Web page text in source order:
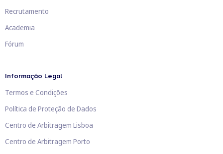
Recrutamento
Academia
Fórum
Informação Legal
Termos e Condições
Política de Proteção de Dados
Centro de Arbitragem Lisboa
Centro de Arbitragem Porto